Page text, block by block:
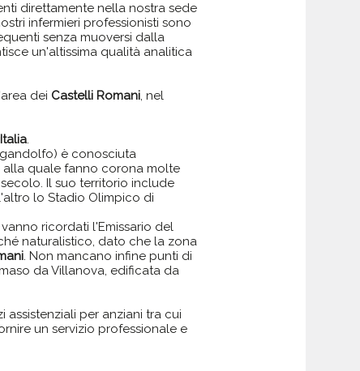
direttamente nella nostra sede
infermieri professionisti sono
senza muoversi dalla
un'altissima qualità analitica
dei Castelli Romani, nel
Italia.
è conosciuta
alla quale fanno corona molte
Il suo territorio include
lo Stadio Olimpico di
ricordati l'Emissario del
naturalistico, dato che la zona
. Non mancano infine punti di
da Villanova, edificata da
assistenziali per anziani tra cui
un servizio professionale e